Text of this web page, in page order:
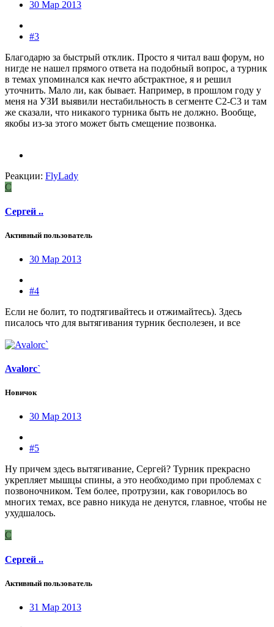
30 Мар 2013
#3
Благодарю за быстрый отклик. Просто я читал ваш форум, но
нигде не нашел прямого ответа на подобный вопрос, а турник
в темах упоминался как нечто абстрактное, я и решил
уточнить. Мало ли, как бывает. Например, в прошлом году у
меня на УЗИ выявили нестабильность в сегменте С2-С3 и там
же сказали, что никакого турника быть не должно. Вообще,
якобы из-за этого может быть смещение позвонка.
Реакции: FlyLady
С
Сергей ..
Активный пользователь
30 Мар 2013
#4
Если не болит, то подтягивайтесь и отжимайтесь). Здесь
писалось что для вытягивания турник бесполезен, и все
Avalorc`
Новичок
30 Мар 2013
#5
Ну причем здесь вытягивание, Сергей? Турник прекрасно
укрепляет мышцы спины, а это необходимо при проблемах с
позвоночником. Тем более, протрузии, как говорилось во
многих темах, все равно никуда не денутся, главное, чтобы не
ухудшалось.
С
Сергей ..
Активный пользователь
31 Мар 2013